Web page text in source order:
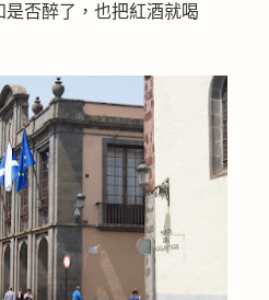
否醉了，也把紅酒就喝